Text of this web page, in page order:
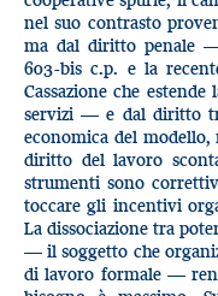
nel suo contrasto
ma dal diritto penale
603-bis c.p. e la
Cassazione che
servizi — e dal diritto
economica del
diritto del lavoro
strumenti sono
toccare gli incentivi
La dissociazione tra
— il soggetto che
di lavoro formale —